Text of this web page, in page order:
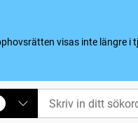
visas inte längre i